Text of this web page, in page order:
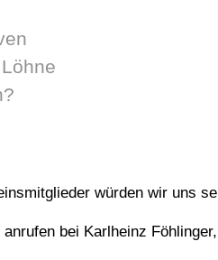
würden wir uns
bei Karlheinz